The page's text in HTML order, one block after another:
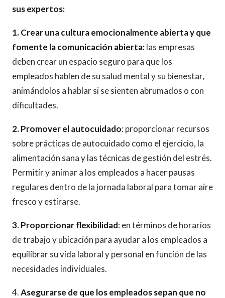
sus expertos:
1. Crear una cultura emocionalmente abierta y que
fomente la comunicación abierta:las empresas
deben crear un espacio seguro para que los
empleados hablen de su salud mental y su bienestar,
animándolos a hablar si se sienten abrumados o con
dificultades.
2. Promover el autocuidado: proporcionar recursos
sobre prácticas de autocuidado como el ejercicio, la
alimentación sana y las técnicas de gestión del estrés.
Permitir y animar a los empleados a hacer pausas
regulares dentro de la jornada laboral para tomar aire
fresco y estirarse.
3. Proporcionar flexibilidad: en términos de horarios
de trabajo y ubicación para ayudar a los empleados a
equilibrar su vida laboral y personal en función de las
necesidades individuales.
4.Asegurarse de que los empleados sepan que no